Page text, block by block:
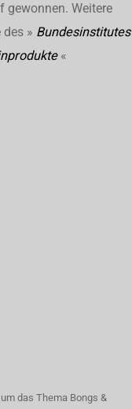
gewonnen. Weitere
» Bundesinstitutes
«
das Thema Bongs &